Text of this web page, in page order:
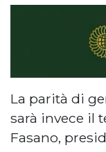
La parità di
sarà invece il
Fasano,